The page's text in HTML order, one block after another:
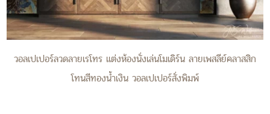
วอลเปเปอร์ลวดลายเรโทร แต่งห้องนั่งเล่นโมเดิร์น ลายเพสลีย์คลาสสิก
โทนสีทองน้ำเงิน วอลเปเปอร์สั่งพิมพ์